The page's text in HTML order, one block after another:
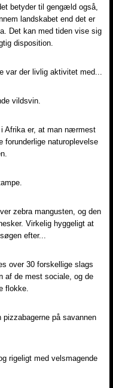
betyder til gengæld også,
landskabet end det er
Det kan med tiden vise sig
disposition.
var der livlig aktivitet med...
vildsvin.
Afrika er, at man nærmest
naturoplevelse
zebra mangusten, og den
Virkelig hyggeligt at
efter...
over 30 forskellige slags
af de mest sociale, og de
flokke.
på savannen
rigeligt med velsmagende